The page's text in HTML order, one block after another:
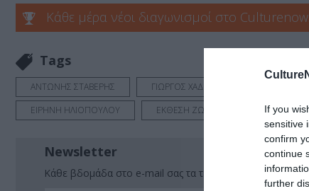
If you
sensitive
confirm
continue
further
Κάθε μέρα νέοι διαγωνισμοί στο
Tags
ΑΝΤΩΝΗΣ ΣΤΑΒΕΡΗΣ ΓΙΩΡΓΟΣ ΧΑΔΟΥΛΗΣ
ΕΙΡΗΝΗ ΗΛΙΟΠΟΥΛΟΥ
ΕΚΘΕΣΗ ΖΩΓΡΑΦΙΚΗΣ
Newsletter
Κάθε βδομάδα στο e-mail σας τα τελευταία νέα για την